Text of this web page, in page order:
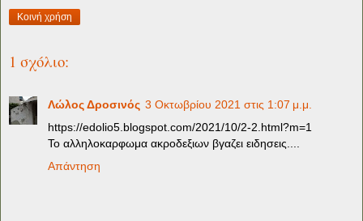
Κοινή χρήση
1 σχόλιο:
Λώλος Δροσινός 3 Οκτωβρίου 2021 στις 1:07 μ.μ.
https://edolio5.blogspot.com/2021/10/2-2.html?m=1
Το αλληλοκαρφωμα ακροδεξιων βγαζει ειδησεις....
Απάντηση